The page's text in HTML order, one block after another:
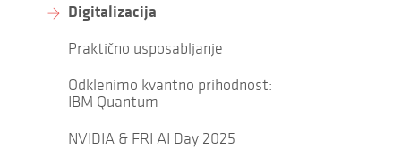
Digitalizacija
Praktično usposabljanje
Odklenimo kvantno prihodnost:
IBM Quantum
NVIDIA & FRI AI Day 2025